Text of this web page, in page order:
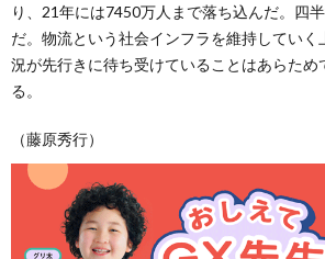
り、21年には7450万人まで落ち込んだ。四
だ。物流という社会インフラを維持していく
況が先行きに待ち受けていることはあらため
る。
（藤原秀行）